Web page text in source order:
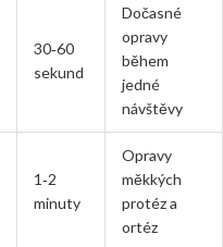
30‑60
sekund
Dočasné
opravy
během
jedné
návštěvy
1‑2
minuty
Opravy
měkkých
protéz a
ortéz